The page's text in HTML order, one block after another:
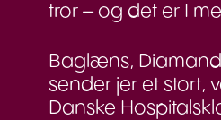
tror – og det er I
Baglæns,
sender jer et stort,
Danske